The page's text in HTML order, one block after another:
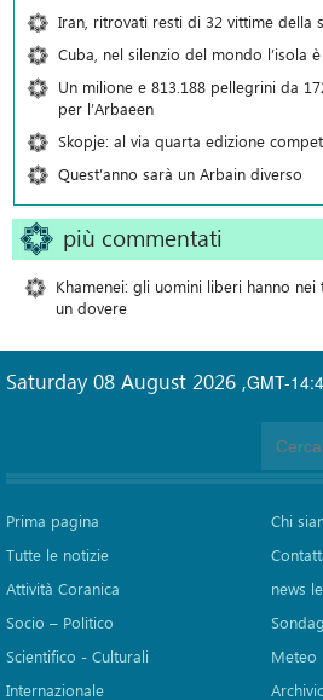
Iran, ritrovati resti di 32 vittime della
Cuba, nel silenzio del mondo l’isola
Un milione e 813.188 pellegrini da
per l’Arbaeen
Skopje: al via quarta edizione
Quest’anno sarà un Arbain diverso
più commentati
Khamenei: gli uomini liberi hanno
un dovere
GMT-
Saturday 08 August 2026 ,
Prima pagina
Tutte le notizie
Attività Coranica
Socio – Politico
Scientifico - Culturali
Internazionale
Chi
news
Meteo